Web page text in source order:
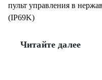
пульт управления в
(IP69K)
Читайте далее